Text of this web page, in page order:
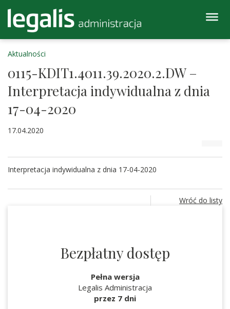
Aktualności
0115-KDIT1.4011.39.2020.2.DW –
Interpretacja indywidualna z dnia
17-04-2020
17.04.2020
Interpretacja indywidualna z dnia 17-04-2020
Wróć do listy
Bezpłatny dostęp
Pełna wersja
Legalis Administracja
przez 7 dni